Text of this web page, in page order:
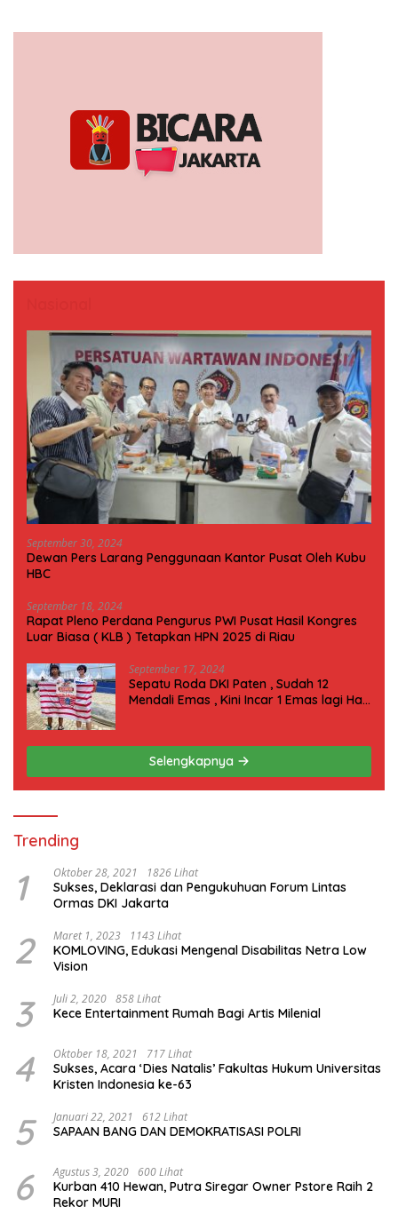
September 30, 2024
Dewan Pers Larang Penggunaan Kantor Pusat Oleh Kubu
HBC
September 18, 2024
Rapat Pleno Perdana Pengurus PWI Pusat Hasil Kongres
Luar Biasa ( KLB ) Tetapkan HPN 2025 di Riau
September 17, 2024
Sepatu Roda DKI Paten , Sudah 12
Mendali Emas , Kini Incar 1 Emas lagi Hari
Selengkapnya
Trending
1 Oktober 28, 2021 1826 Lihat
Sukses, Deklarasi dan Pengukuhuan Forum Lintas
Ormas DKI Jakarta
2 Maret 1, 2023 1143 Lihat
KOMLOVING, Edukasi Mengenal Disabilitas Netra Low
Vision
3 Juli 2, 2020 858 Lihat
Kece Entertainment Rumah Bagi Artis Milenial
4 Oktober 18, 2021 717 Lihat
Sukses, Acara ‘Dies Natalis’ Fakultas Hukum Universitas
Kristen Indonesia ke-63
5 Januari 22, 2021 612 Lihat
SAPAAN BANG DAN DEMOKRATISASI POLRI
6 Agustus 3, 2020 600 Lihat
Kurban 410 Hewan, Putra Siregar Owner Pstore Raih 2
Rekor MURI